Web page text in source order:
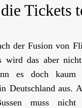
Tickets
der Fusion von
wird das aber
es doch
Deutschland aus.
muss nicht